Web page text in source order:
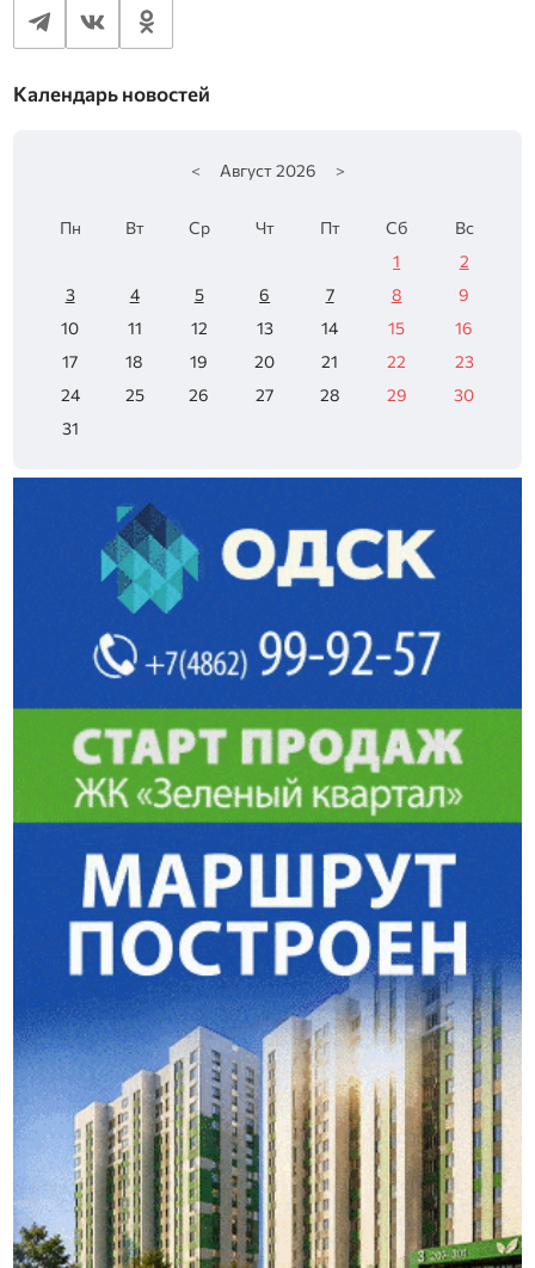
Календарь новостей
< Август 2026 >
Пн Вт Ср Чт Пт Сб
Вс
1
2
3
4 5 6 7 8
9
10
11 12 13 14 15
16
17
18 19 20 21 22
23
24
25 26 27 28 29
30
31